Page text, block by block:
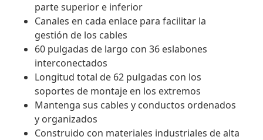
parte superior e inferior
Canales en cada enlace para facilitar la
gestión de los cables
60 pulgadas de largo con 36 eslabones
interconectados
Longitud total de 62 pulgadas con los
soportes de montaje en los extremos
Mantenga sus cables y conductos ordenados
y organizados
Construido con materiales industriales de alta